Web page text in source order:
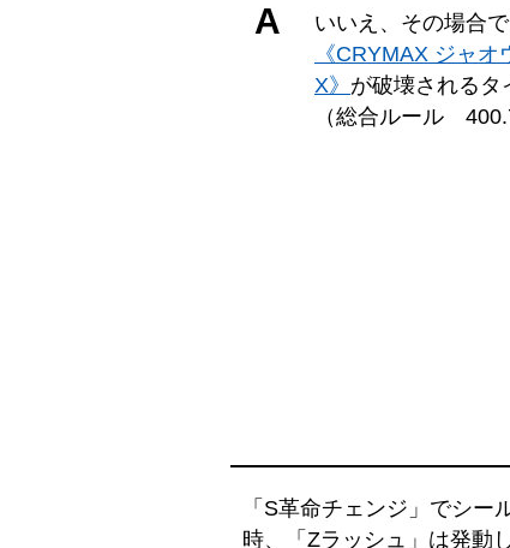
A いいえ、その場合
《CRYMAX ジャオ
X》 が破壊されるタ
（総合ルール
「S革命チェンジ」でシ
時、「Zラッシュ」は発動